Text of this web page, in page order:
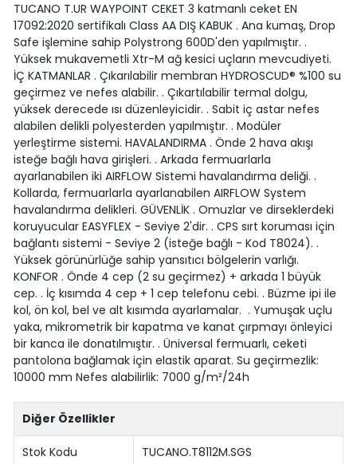
TUCANO T.UR WAYPOINT CEKET 3 katmanlı ceket EN
17092:2020 sertifikalı Class AA DIŞ KABUK . Ana kumaş, Drop
Safe işlemine sahip Polystrong 600D'den yapılmıştır. .
Yüksek mukavemetli Xtr-M ağ kesici uçların mevcudiyeti.
İÇ KATMANLAR . Çıkarılabilir membran HYDROSCUD® %100 su
geçirmez ve nefes alabilir. . Çıkartılabilir termal dolgu,
yüksek derecede ısı düzenleyicidir. . Sabit iç astar nefes
alabilen delikli polyesterden yapılmıştır. . Modüler
yerleştirme sistemi. HAVALANDIRMA . Önde 2 hava akışı
isteğe bağlı hava girişleri. . Arkada fermuarlarla
ayarlanabilen iki AIRFLOW Sistemi havalandırma deliği. .
Kollarda, fermuarlarla ayarlanabilen AIRFLOW System
havalandırma delikleri. GÜVENLİK . Omuzlar ve dirseklerdeki
koruyucular EASYFLEX - Seviye 2'dir. . CPS sırt koruması için
bağlantı sistemi - Seviye 2 (isteğe bağlı - Kod T8024). .
Yüksek görünürlüğe sahip yansıtıcı bölgelerin varlığı.
KONFOR . Önde 4 cep (2 su geçirmez) + arkada 1 büyük
cep. . İç kısımda 4 cep + 1 cep telefonu cebi. . Büzme ipi ile
kol, ön kol, bel ve alt kısımda ayarlamalar. . Yumuşak uçlu
yaka, mikrometrik bir kapatma ve kanat çırpmayı önleyici
bir kanca ile donatılmıştır. . Üniversal fermuarlı, ceketi
pantolona bağlamak için elastik aparat. Su geçirmezlik:
10000 mm Nefes alabilirlik: 7000 g/m²/24h
Diğer Özellikler
Stok Kodu TUCANO.T8112M.SGS